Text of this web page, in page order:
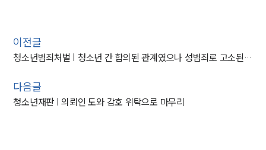
이전글
청소년범죄처벌 | 청소년 간 합의된 관계였으나 성범죄로 고소된 사건, 불기소 결정
다음글
청소년재판 | 의뢰인 도와 감호 위탁으로 마무리